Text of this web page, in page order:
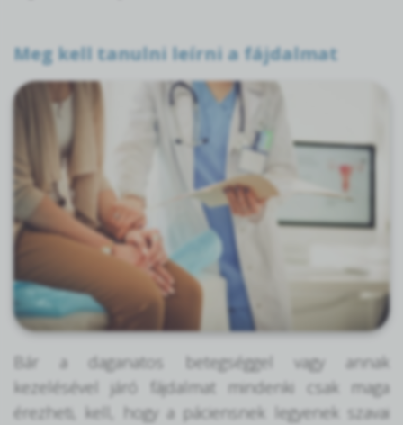
Meg kell tanulni leírni a fájdalmat
Bár a daganatos betegséggel vagy annak
kezelésével járó fájdalmat mindenki csak maga
érezheti, kell, hogy a páciensnek legyenek szavai